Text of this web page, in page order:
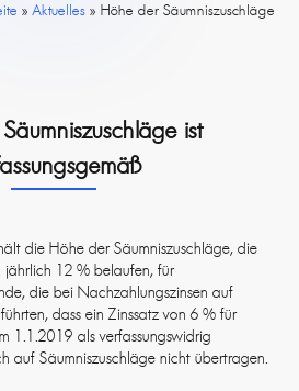
»Aktuelles »Höhe der Säumniszuschläge
ist
die Höhe der Säumniszuschläge, die
12 % belaufen, für
die bei Nachzahlungszinsen auf
dass ein Zinssatz von 6 % für
1.1.2019 als verfassungswidrig
auf Säumniszuschläge nicht übertragen.